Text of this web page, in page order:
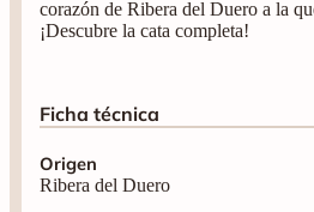
corazón de Ribera del Duero a la
¡Descubre la cata completa!
Ficha técnica
Origen
Ribera del Duero